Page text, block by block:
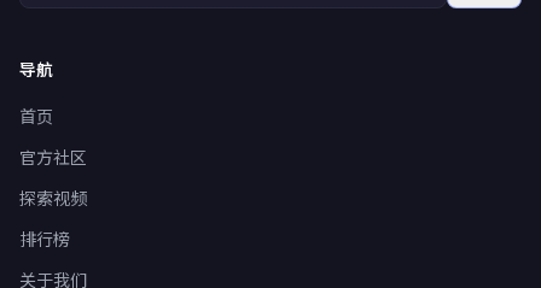
导航
首页
官方社区
探索视频
排行榜
关于我们